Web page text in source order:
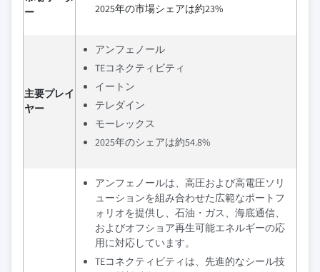
ー
2025年の市場シェアは約23%
主要プレイ
ヤー
アンフェノール
TEコネクティビティ
イートン
テレダイン
モーレックス
2025年のシェアは約54.8%
アンフェノールは、高圧および高電圧ソリ
ューションを組み合わせた広範なポートフ
ォリオを提供し、石油・ガス、海底通信、
およびオフショア再生可能エネルギーの応
用に対応しています。
TEコネクティビティは、先進的なシール技